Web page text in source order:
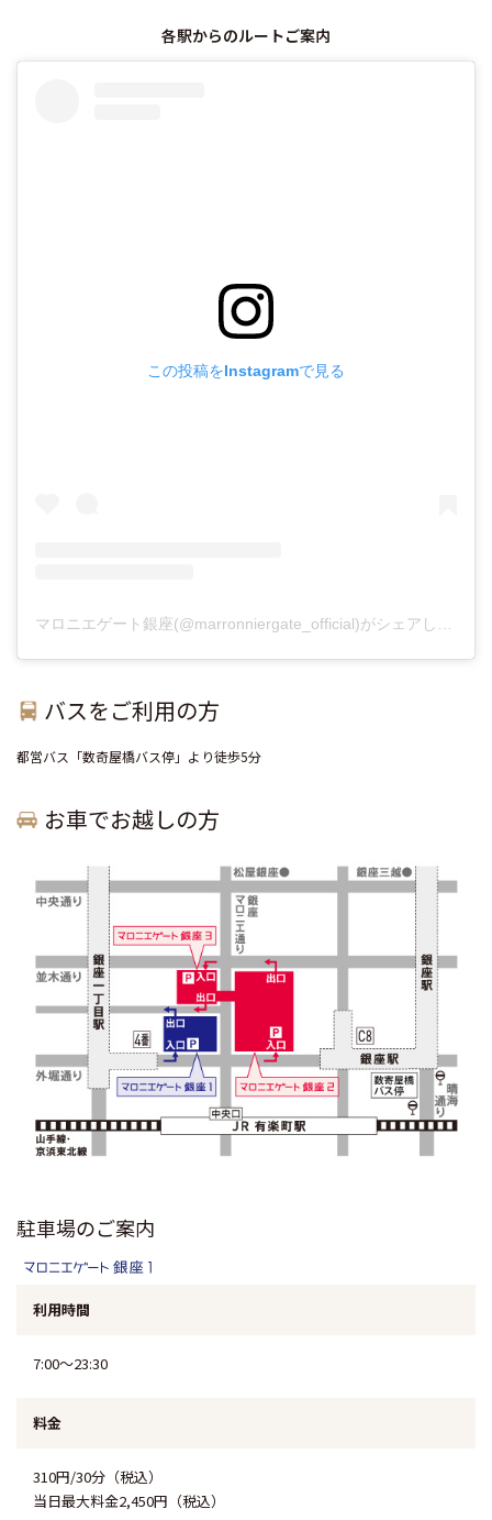
各駅からのルートご案内
この投稿をInstagramで見る
バスをご利用の方
都営バス「数奇屋橋バス停」より徒歩5分
お車でお越しの方
駐車場のご案内
7:00～23:30
310円/30分（税込）
当日最大料金2,450円（税込）